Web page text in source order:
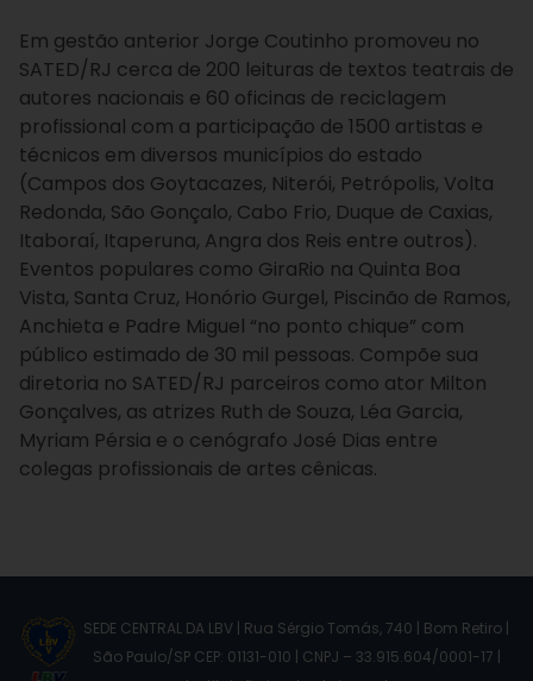
Em gestão anterior Jorge Coutinho promoveu no
SATED/RJ cerca de 200 leituras de textos teatrais de
autores nacionais e 60 oficinas de reciclagem
profissional com a participação de 1500 artistas e
técnicos em diversos municípios do estado
(Campos dos Goytacazes, Niterói, Petrópolis, Volta
Redonda, São Gonçalo, Cabo Frio, Duque de Caxias,
Itaboraí, Itaperuna, Angra dos Reis entre outros).
Eventos populares como GiraRio na Quinta Boa
Vista, Santa Cruz, Honório Gurgel, Piscinão de Ramos,
Anchieta e Padre Miguel “no ponto chique” com
público estimado de 30 mil pessoas. Compõe sua
diretoria no SATED/RJ parceiros como ator Milton
Gonçalves, as atrizes Ruth de Souza, Léa Garcia,
Myriam Pérsia e o cenógrafo José Dias entre
colegas profissionais de artes cênicas.
SEDE CENTRAL DA LBV | Rua Sérgio Tomás, 740 | Bom Retiro |
São Paulo/SP CEP: 01131-010 | CNPJ – 33.915.604/0001-17 |